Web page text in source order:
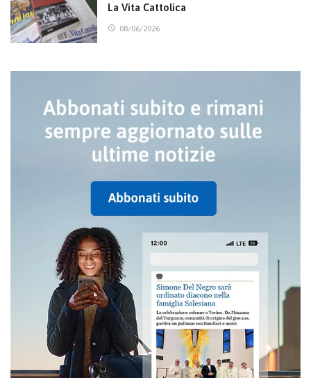
La Vita Cattolica
08/06/2026